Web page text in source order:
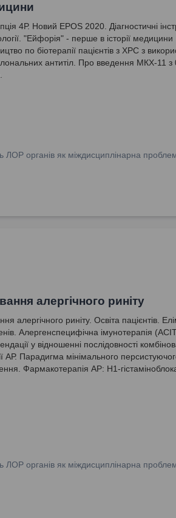
4Р. Новий EPOS 2020. Діагностичні
"Ейфорія" - перше в історії медицини
по біотерапії пацієнтів з ХРС з
антитіл. Про введення МКХ-11 з
ЛОР органів як міждисциплінарна
алергічного риніту
алергічного риніту. Освіта пацієнтів.
Алергенспецифічна імунотерапія
у відношенні послідовності
АР. Парадигма мінімального
Фармакотерапія АР: Н1-
ЛОР органів як міждисциплінарна